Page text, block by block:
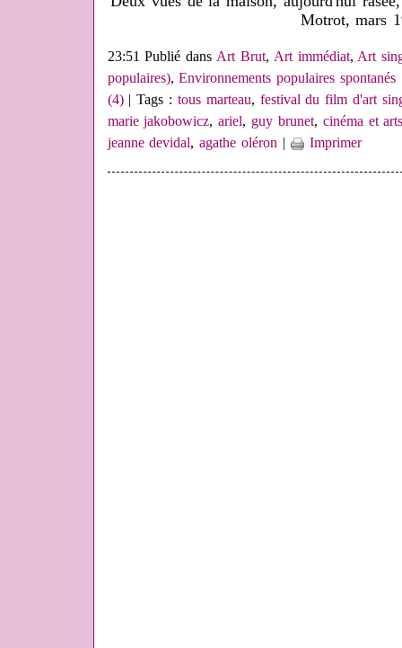
Motrot, mars
23:51 Publié dansArt Brut, Art immédiat,Art
populaires),Environnements populaires spontanés
(4)| Tags : tous marteau, festival du film d'art
marie jakobowicz,ariel, guy brunet, cinéma et
jeanne devidal,agathe oléron | Imprimer